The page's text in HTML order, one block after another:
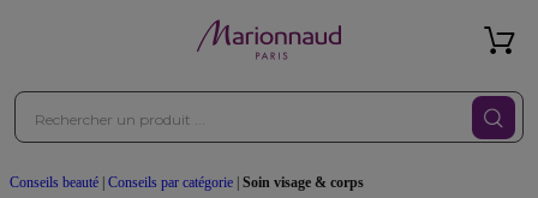
Conseils beauté Conseils par catégorie Soin visage & corps